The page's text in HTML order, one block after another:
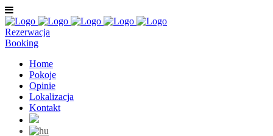
Rezerwacja
Booking
Home
Pokoje
Opinie
Lokalizacja
Kontakt